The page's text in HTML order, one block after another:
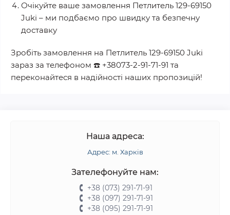
Очікуйте ваше замовлення Петлитель 129-69150
Juki – ми подбаємо про швидку та безпечну
доставку
Зробіть замовлення на Петлитель 129-69150 Juki
зараз за телефоном ☎️ +38073-2-91-71-91 та
переконайтеся в надійності наших пропозицій!
Наша адреса:
Адрес: м. Харків
Зателефонуйте нам:
+38 (073) 291-71-91
+38 (097) 291-71-91
+38 (095) 291-71-91